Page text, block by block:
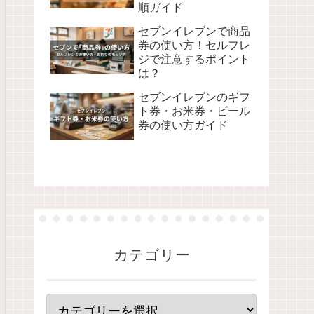
順ガイド
セブンイレブンで商品
券の使い方！セルフレ
ジで注意するポイント
は？
セブンイレブンのギフ
ト券・お米券・ビール
券の使い方ガイド
カテゴリー